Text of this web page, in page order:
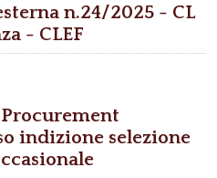
n.24/2025 - CL
- CLEF
indizione selezione